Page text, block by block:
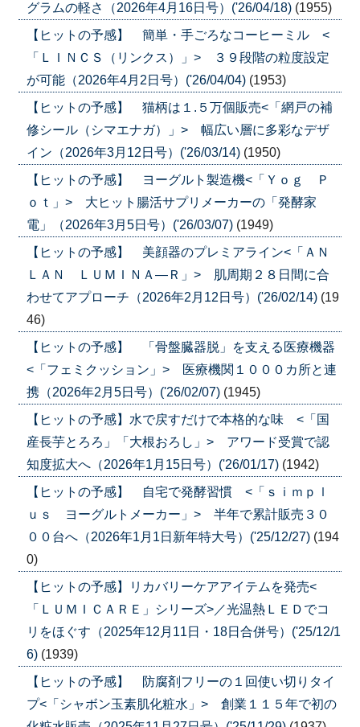
グラムの軽さ（2026年4月16日号）('26/04/18) (1955)
【ヒットの予感】 簡単・手ごろなコーヒーミル <
「ＬＩＮＣＳ（リンクス）」> ３９段階の粒度設定
が可能（2026年4月2日号）('26/04/04) (1953)
【ヒットの予感】 猫柄は１.５万個販売<「網戸の補
修シール（シマエナガ）」> 幅広い層に多彩なデザ
イン（2026年3月12日号）('26/03/14) (1950)
【ヒットの予感】 ヨーグルト製造機<「Ｙｏｇ Ｐ
ｏｔ」> 大ヒット腸活サプリメーカーの「発酵家
電」（2026年3月5日号）('26/03/07) (1949)
【ヒットの予感】 美顔器のプレミアライン<「ＡＮ
ＬＡＮ ＬＵＭＩＮＡ―Ｒ」> 肌周期２８日間に合
わせてアプローチ（2026年2月12日号）('26/02/14) (19
46)
【ヒットの予感】 「骨盤臓器脱」を支える医療機器
<「フェミクッション」> 医療機関１０００カ所と連
携（2026年2月5日号）('26/02/07) (1945)
【ヒットの予感】水で戻すだけで本格的な味 <「国
産長芋とろろ」「大根おろし」> アワード受賞で認
知度拡大へ（2026年1月15日号）('26/01/17) (1942)
【ヒットの予感】 自宅で発酵習慣 <「ｓｉｍｐｌ
ｕｓ ヨーグルトメーカー」> 半年で累計販売３０
００台へ（2026年1月1日新年特大号）('25/12/27) (194
0)
【ヒットの予感】リカバリーケアアイテムを発売<
「ＬＵＭＩＣＡＲＥ」シリーズ>／光温熱ＬＥＤでコ
リをほぐす（2025年12月11日・18日合併号）('25/12/1
6) (1939)
【ヒットの予感】 防腐剤フリーの１回使い切りタイ
プ<「シャボン玉素肌化粧水」> 創業１１５年で初の